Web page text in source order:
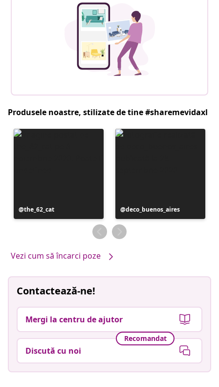
Produsele noastre, stilizate de tine #sharemevidaxl
Postare
publicată
the_62_cat
Postare
publicată
de
deco_buenos_aires
Vezi cum să încarci poze
Contactează-ne!
Mergi la centru de ajutor
Recomandat
Discută cu noi